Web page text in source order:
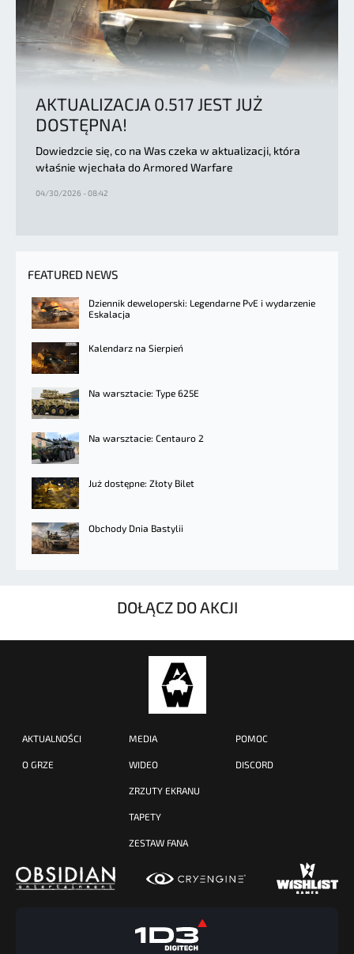
AKTUALIZACJA 0.517 JEST JUŻ
DOSTĘPNA!
Dowiedzcie się, co na Was czeka w aktualizacji, która
właśnie wjechała do Armored Warfare
04/30/2026 - 08:42
FEATURED NEWS
Dziennik deweloperski: Legendarne PvE i wydarzenie
Eskalacja
Kalendarz na Sierpień
Na warsztacie: Type 625E
Na warsztacie: Centauro 2
Już dostępne: Złoty Bilet
Obchody Dnia Bastylii
DOŁĄCZ DO AKCJI
AKTUALNOŚCI
O GRZE
MEDIA
WIDEO
ZRZUTY EKRANU
TAPETY
ZESTAW FANA
POMOC
DISCORD